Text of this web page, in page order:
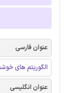
عنوان فارسی
الگوریتم های
عنوان انگلیسی